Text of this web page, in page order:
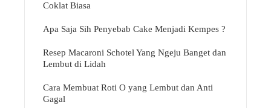
Coklat Biasa
Apa Saja Sih Penyebab Cake Menjadi Kempes ?
Resep Macaroni Schotel Yang Ngeju Banget dan
Lembut di Lidah
Cara Membuat Roti O yang Lembut dan Anti
Gagal